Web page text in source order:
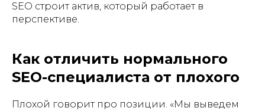
SEO строит актив, который работает в
перспективе.
Как отличить нормального
SEO-специалиста от плохого
Плохой говорит про позиции. «Мы выведем